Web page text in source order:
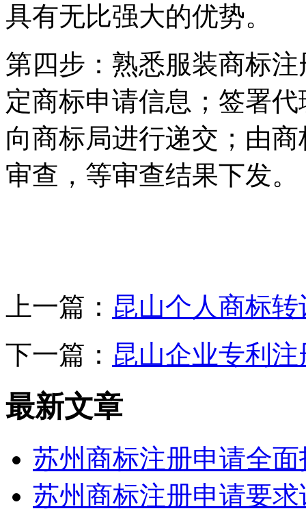
具有无比强大的优势。
第四步：熟悉服装商标
定商标申请信息；签署
向商标局进行递交；由
审查，等审查结果下发。
上一篇： 昆山个人商标
下一篇： 昆山企业专利
最新文章
苏州商标注册申请全面
苏州商标注册申请要求